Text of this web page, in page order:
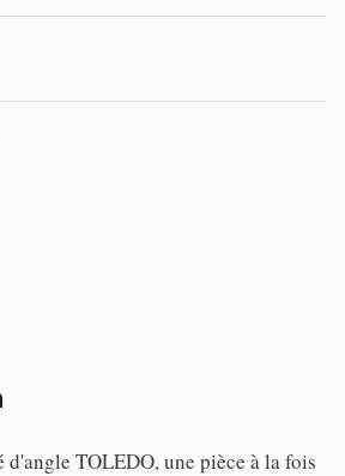
d'angle TOLEDO, une pièce à la fois